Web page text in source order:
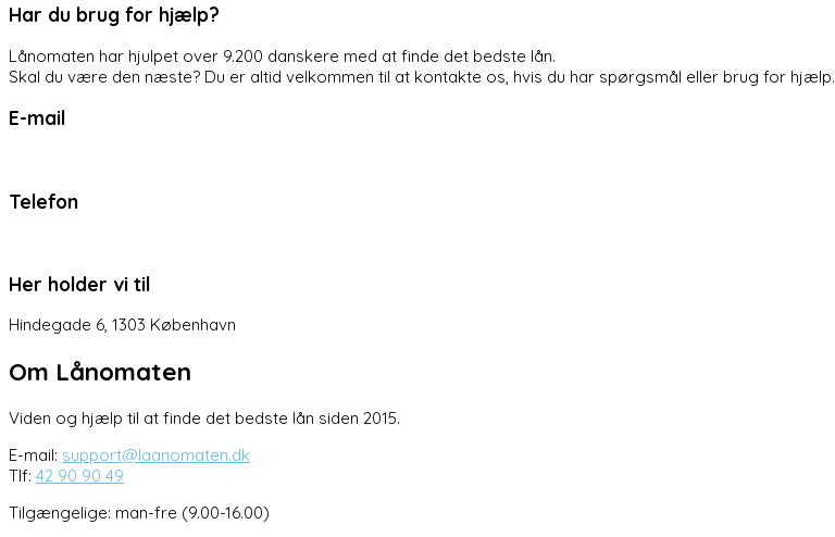
Har du brug for hjælp?
Lånomaten har hjulpet over 9.200 danskere med at finde det bedste lån.
Skal du være den næste? Du er altid velkommen til at kontakte os, hvis du har spørgsmål eller brug for hjælp.
E-mail
Telefon
Her holder vi til
Hindegade 6, 1303 København
Om Lånomaten
Viden og hjælp til at finde det bedste lån siden 2015.
E-mail: support@laanomaten.dk
Tlf: 42 90 90 49
Tilgængelige: man-fre (9.00-16.00)